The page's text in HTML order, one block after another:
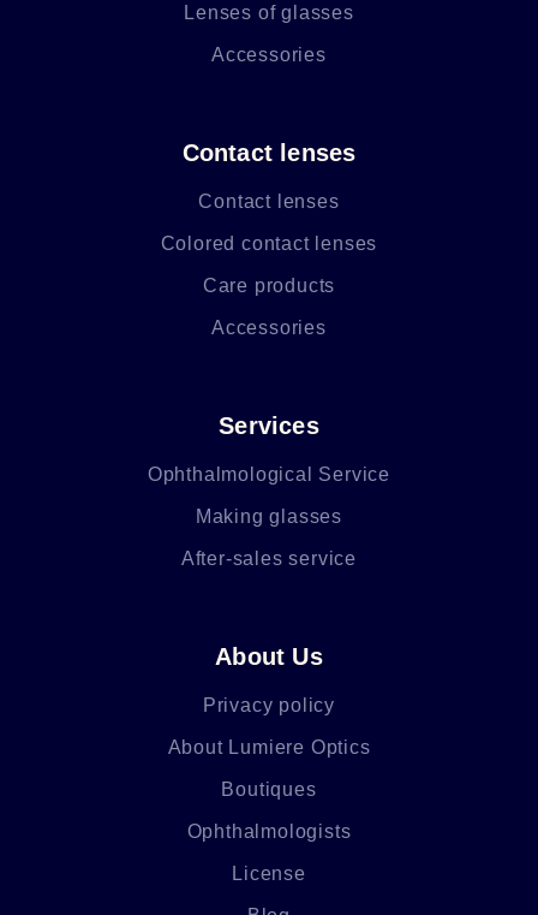
Lenses of glasses
Accessories
Contact lenses
Contact lenses
Colored contact lenses
Care products
Accessories
Services
Ophthalmological Service
Making glasses
After-sales service
About Us
Privacy policy
About Lumiere Optics
Boutiques
Ophthalmologists
License